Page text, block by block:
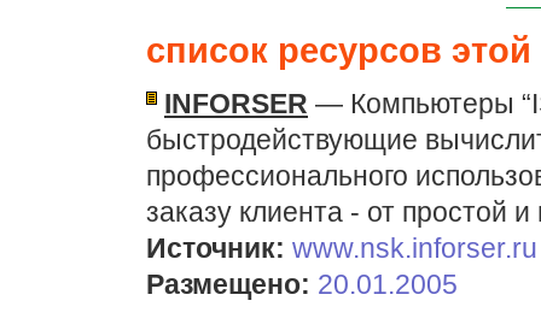
список ресурсов этой
INFORSER — Компьютеры
быстродействующие
профессионального
заказу клиента - от простой и
Источник: www.nsk.inforser.ru
Размещено: 20.01.2005